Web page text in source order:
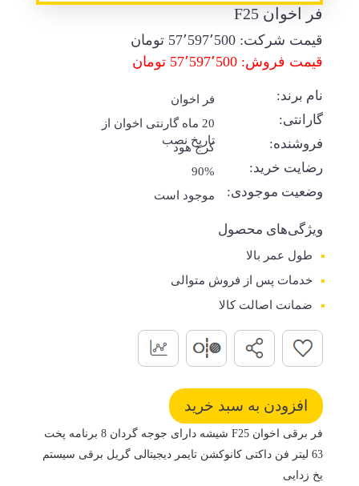
فر اخوان F25
قیمت شرکت: 57٬597٬500 تومان
قیمت فروش: 57٬597٬500 تومان
نام برند: فر اخوان
گارانتی:
20 ماه گارنتی اخوان از
تاریخ نصب
فروشنده: کرج هود
رضایت خرید: 90%
وضعیت موجودی: موجود است
ویژگی‌های محصول
طول عمر بالا
خدمات پس از فروش متوالی
ضمانت اصالت کالا
فر برقی اخوان F25 شیشه دارای جوجه گردان 8 برنامه پخت
63 لیتر فن داکتی کانوکشن تایمر دیجیتالی گریل برقی سیستم
یخ زدایی